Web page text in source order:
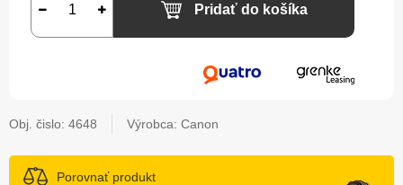
Pridať do košíka
Obj. čislo: 4648 Výrobca: Canon
Porovnať produkt